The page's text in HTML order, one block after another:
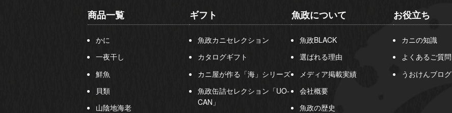
商品一覧
かに
一夜干し
鮮魚
貝類
山陰地海老
ギフト
魚政カニセレクション
カタログギフト
カニ屋が作る「海」シリーズ
魚政缶詰セレクション「UO-
CAN」
魚政について
魚政BLACK
選ばれる理由
メディア掲載実績
会社概要
魚政の歴史
お役立ち
カニの知識
よくあるご質問
うおけんブログ